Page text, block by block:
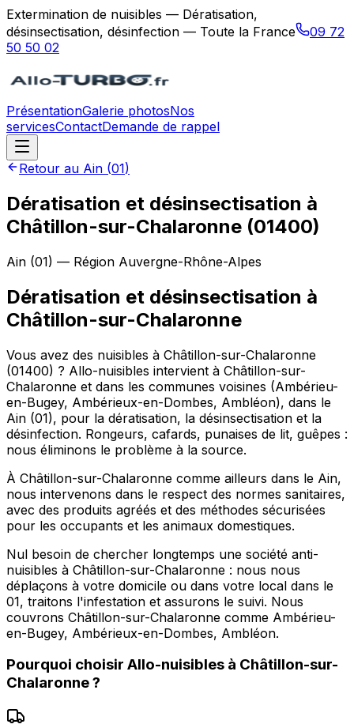
Extermination de nuisibles — Dératisation,
désinsectisation, désinfection — Toute la France
09 72
50 50 02
PrésentationGalerie photosNos
servicesContactDemande de rappel
Retour au Ain (01)
Dératisation et désinsectisation à
Châtillon-sur-Chalaronne (01400)
Ain (01) — Région Auvergne-Rhône-Alpes
Dératisation et désinsectisation à
Châtillon-sur-Chalaronne
Vous avez des nuisibles à Châtillon-sur-Chalaronne
(01400) ? Allo-nuisibles intervient à Châtillon-sur-
Chalaronne et dans les communes voisines (Ambérieu-
en-Bugey, Ambérieux-en-Dombes, Ambléon), dans le
Ain (01), pour la dératisation, la désinsectisation et la
désinfection. Rongeurs, cafards, punaises de lit, guêpes :
nous éliminons le problème à la source.
À Châtillon-sur-Chalaronne comme ailleurs dans le Ain,
nous intervenons dans le respect des normes sanitaires,
avec des produits agréés et des méthodes sécurisées
pour les occupants et les animaux domestiques.
Nul besoin de chercher longtemps une société anti-
nuisibles à Châtillon-sur-Chalaronne : nous nous
déplaçons à votre domicile ou dans votre local dans le
01, traitons l'infestation et assurons le suivi. Nous
couvrons Châtillon-sur-Chalaronne comme Ambérieu-
en-Bugey, Ambérieux-en-Dombes, Ambléon.
Pourquoi choisir Allo-nuisibles à Châtillon-sur-
Chalaronne?